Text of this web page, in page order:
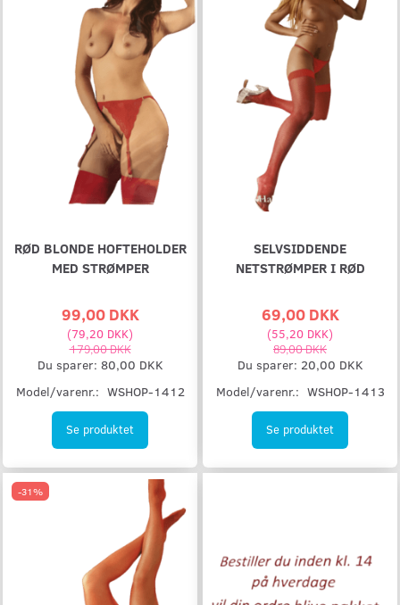
RØD BLONDE HOFTEHOLDER
MED STRØMPER
99,00 DKK
(79,20 DKK)
179,00 DKK
Du sparer: 80,00 DKK
Model/varenr.: WSHOP-1412
Se produktet
SELVSIDDENDE
NETSTRØMPER I RØD
69,00 DKK
(55,20 DKK)
89,00 DKK
Du sparer: 20,00 DKK
Model/varenr.: WSHOP-1413
Se produktet
-31%